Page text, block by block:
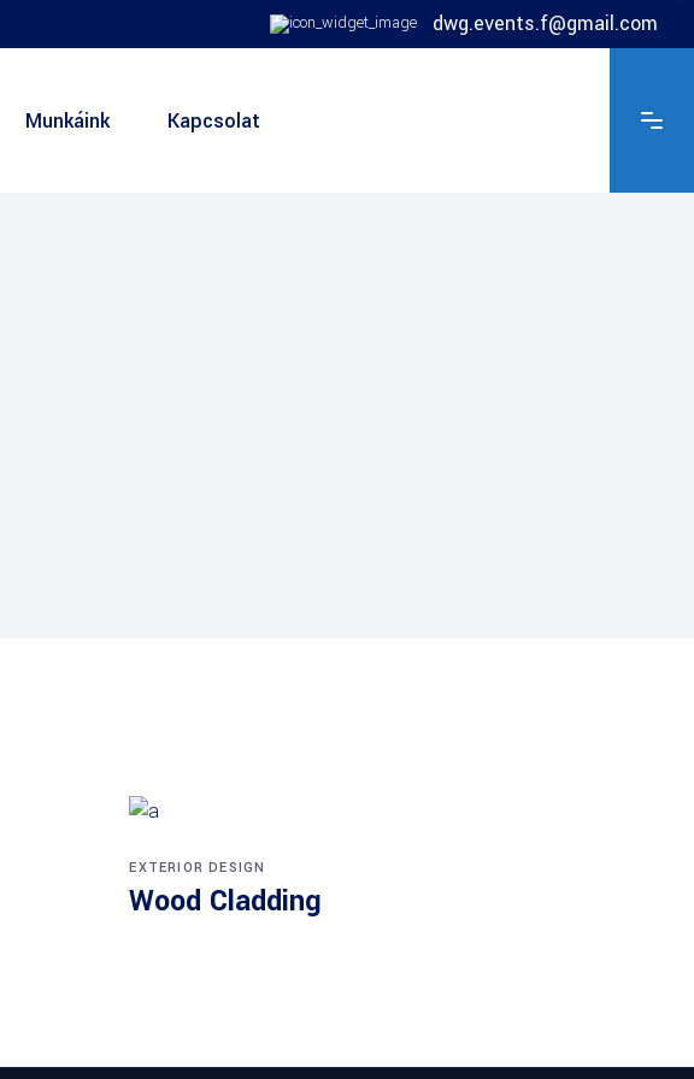
dwg.events.f@gmail.com
Munkáink Kapcsolat
EXTERIOR DESIGN
Wood Cladding